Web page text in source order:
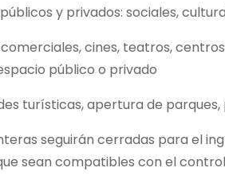
y privados: sociales,
cines, teatros,
público o privado
turísticas, apertura de parques,
seguirán cerradas para el
sean compatibles con el